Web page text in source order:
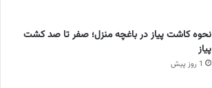
نحوه کاشت پیاز در باغچه منزل؛ صفر تا صد کشت
پیاز
1 روز پیش